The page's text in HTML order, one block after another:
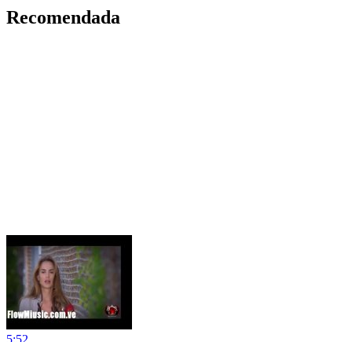
Recomendada